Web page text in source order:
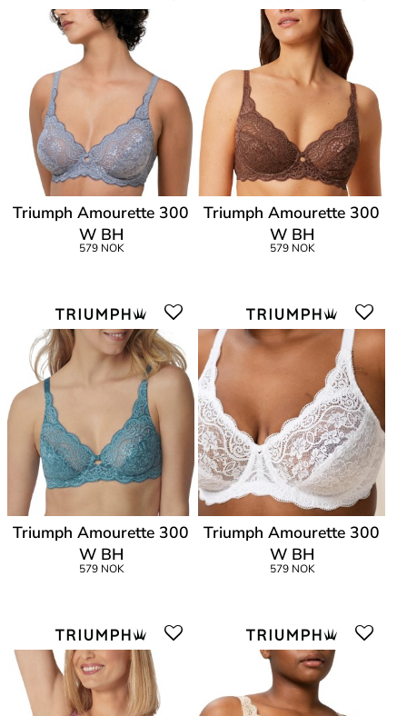
Triumph Amourette 300
W BH
579 NOK
Triumph Amourette 300
W BH
579 NOK
Triumph Amourette 300
W BH
579 NOK
Triumph Amourette 300
W BH
579 NOK